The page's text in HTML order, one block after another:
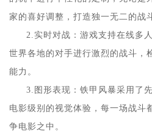
家的喜好调整，打造独一无二的战
2.实时对战：游戏支持在线多
世界各地的对手进行激烈的战斗，
能力。
3.图形表现：铁甲风暴采用了
电影级别的视觉体验，每一场战斗
争电影之中。